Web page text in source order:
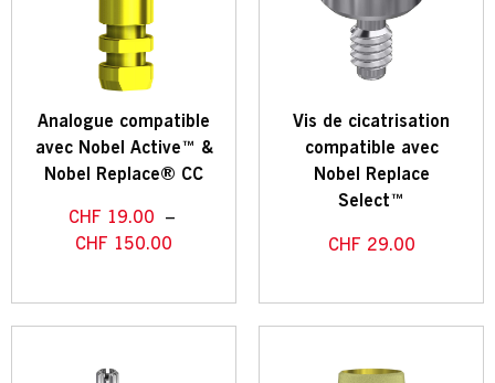
Analogue compatible
avec Nobel Active™ &
Nobel Replace® CC
CHF 19.00 –
CHF 150.00
Vis de cicatrisation
compatible avec
Nobel Replace
Select™
CHF 29.00